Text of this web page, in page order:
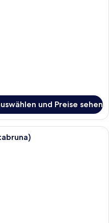
und Preise sehen
Hotelzimmer mit einem großen